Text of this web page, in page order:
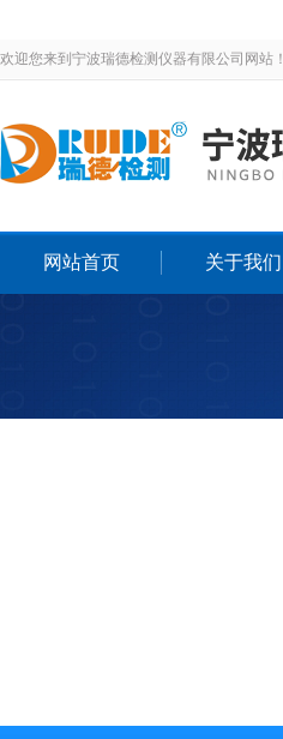
欢迎您来到宁波瑞德检测仪器有限公司网站！
网站首页 关于我们